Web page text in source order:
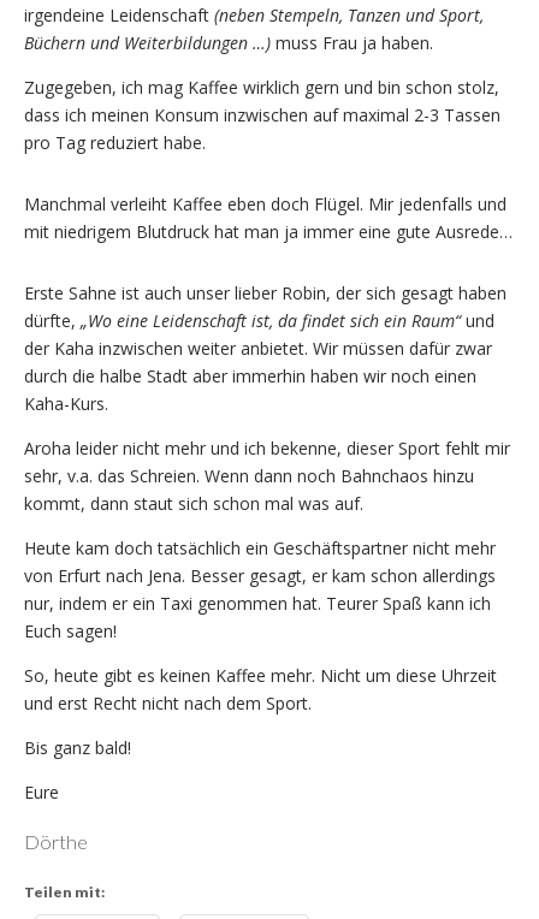
irgendeine Leidenschaft (neben Stempeln, Tanzen und Sport,
Büchern und Weiterbildungen …) muss Frau ja haben.
Zugegeben, ich mag Kaffee wirklich gern und bin schon stolz,
dass ich meinen Konsum inzwischen auf maximal 2-3 Tassen
pro Tag reduziert habe.
Manchmal verleiht Kaffee eben doch Flügel. Mir jedenfalls und
mit niedrigem Blutdruck hat man ja immer eine gute Ausrede…
Erste Sahne ist auch unser lieber Robin, der sich gesagt haben
dürfte, „Wo eine Leidenschaft ist, da findet sich ein Raum“und
der Kaha inzwischen weiter anbietet. Wir müssen dafür zwar
durch die halbe Stadt aber immerhin haben wir noch einen
Kaha-Kurs.
Aroha leider nicht mehr und ich bekenne, dieser Sport fehlt mir
sehr, v.a. das Schreien. Wenn dann noch Bahnchaos hinzu
kommt, dann staut sich schon mal was auf.
Heute kam doch tatsächlich ein Geschäftspartner nicht mehr
von Erfurt nach Jena. Besser gesagt, er kam schon allerdings
nur, indem er ein Taxi genommen hat. Teurer Spaß kann ich
Euch sagen!
So, heute gibt es keinen Kaffee mehr. Nicht um diese Uhrzeit
und erst Recht nicht nach dem Sport.
Bis ganz bald!
Eure
Dörthe
Teilen mit: